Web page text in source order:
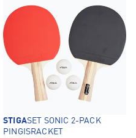
STIGASET SONIC 2-PACK
PINGISRACKET